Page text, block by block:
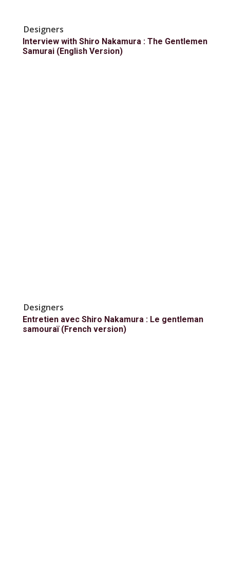
Designers
Interview with Shiro Nakamura : The Gentlemen
Samurai (English Version)
Designers
Entretien avec Shiro Nakamura : Le gentleman
samouraï (French version)